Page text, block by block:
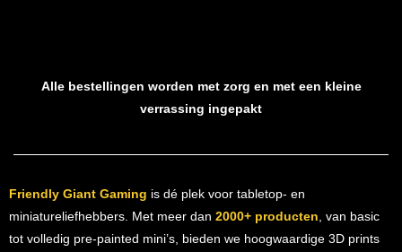
Alle bestellingen worden met zorg en met een kleine
verrassing ingepakt
Friendly Giant Gaming is dé plek voor tabletop- en
miniatureliefhebbers. Met meer dan 2000+ producten , van basic
tot volledig pre-painted mini’s, bieden we hoogwaardige 3D prints